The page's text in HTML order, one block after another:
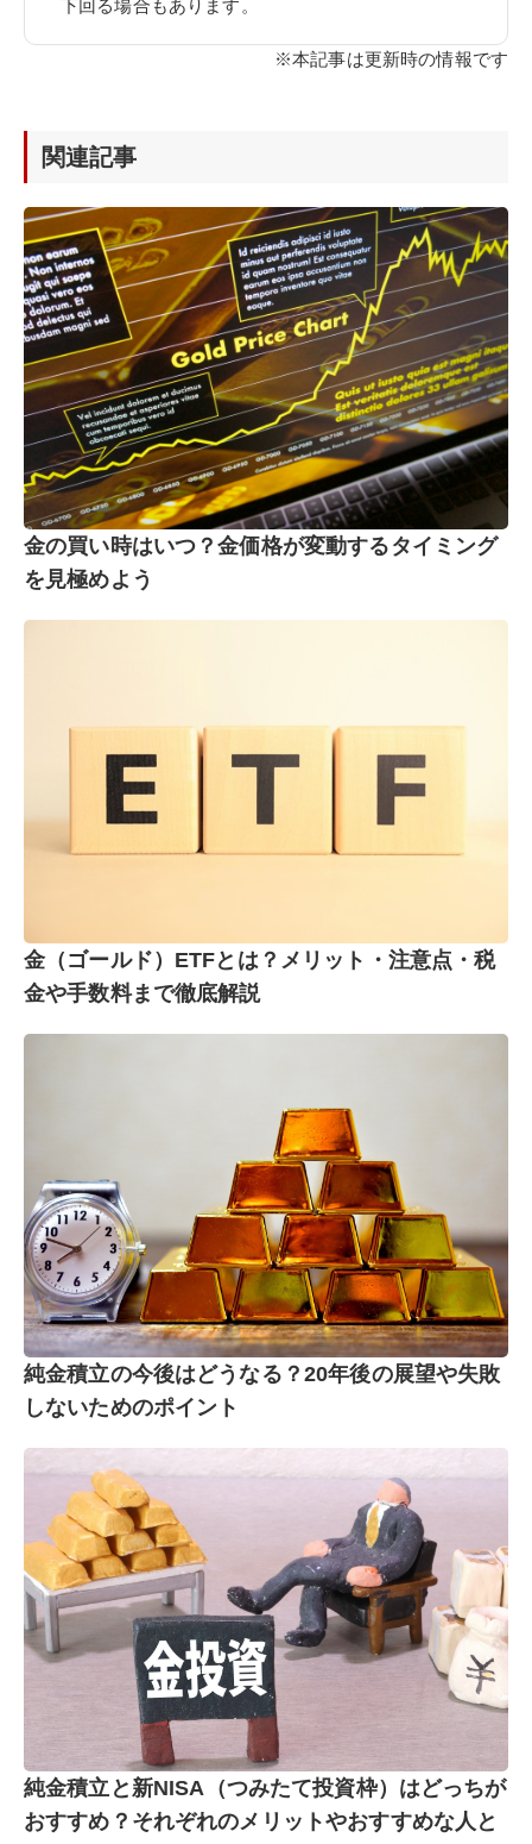
下回る場合もあります。
※本記事は更新時の情報です
関連記事
金の買い時はいつ？金価格が変動するタイミング
を見極めよう
金（ゴールド）ETFとは？メリット・注意点・税
金や手数料まで徹底解説
純金積立の今後はどうなる？20年後の展望や失敗
しないためのポイント
純金積立と新NISA（つみたて投資枠）はどっちが
おすすめ？それぞれのメリットやおすすめな人と